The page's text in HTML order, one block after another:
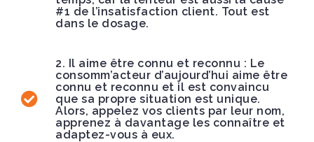
#1 de l’insatisfaction client. Tout est
dans le dosage.
2. Il aime être connu et reconnu : Le
consomm’acteur d’aujourd’hui aime être
connu et reconnu et il est convaincu
que sa propre situation est unique.
Alors, appelez vos clients par leur nom,
apprenez à davantage les connaître et
adaptez-vous à eux.